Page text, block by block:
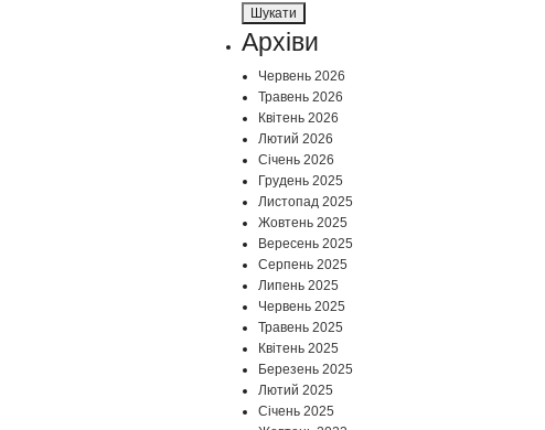
Архіви
Червень 2026
Травень 2026
Квітень 2026
Лютий 2026
Січень 2026
Грудень 2025
Листопад 2025
Жовтень 2025
Вересень 2025
Серпень 2025
Липень 2025
Червень 2025
Травень 2025
Квітень 2025
Березень 2025
Лютий 2025
Січень 2025